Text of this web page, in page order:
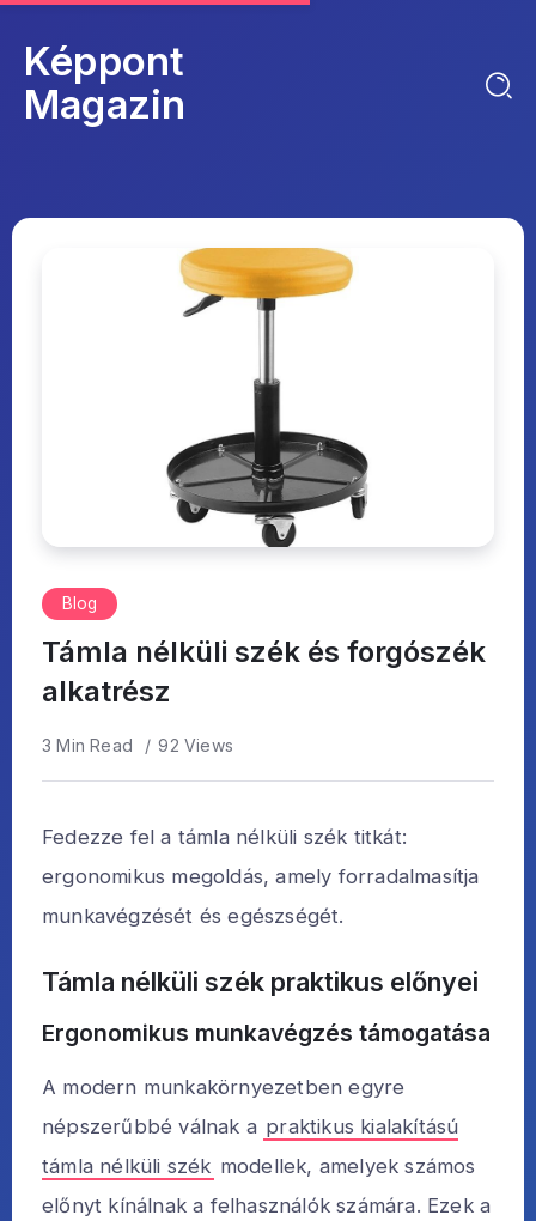
Képpont
Magazin
Blog
Támla nélküli szék és forgószék
alkatrész
3 Min Read 92 Views
Fedezze fel a támla nélküli szék titkát:
ergonomikus megoldás, amely forradalmasítja
munkavégzését és egészségét.
Támla nélküli szék praktikus előnyei
Ergonomikus munkavégzés támogatása
A modern munkakörnyezetben egyre
népszerűbbé válnak a praktikus kialakítású
támla nélküli szék modellek, amelyek számos
előnyt kínálnak a felhasználók számára. Ezek a